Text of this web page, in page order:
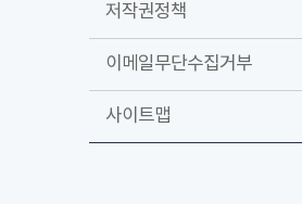
저작권정책
이메일무단수집거부
사이트맵